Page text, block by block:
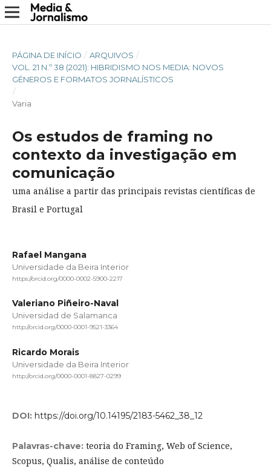
PÁGINA DE INÍCIO / ARQUIVOS /
VOL. 21 N.º 38 (2021): HIBRIDISMO NOS MEDIA: NOVOS
GÉNEROS E FORMATOS JORNALÍSTICOS
/
Varia
Os estudos de framing no
contexto da investigação em
comunicação
uma análise a partir das principais revistas científicas de
Brasil e Portugal
Rafael Mangana
Universidade da Beira Interior
https://orcid.org/0000-0002-5900-2217
Valeriano Piñeiro-Naval
Universidad de Salamanca
http://orcid.org/0000-0001-9521-3364
Ricardo Morais
Universidade da Beira Interior
http://orcid.org/0000-0001-8827-0299
DOI: https://doi.org/10.14195/2183-5462_38_12
Palavras-chave: teoria do Framing, Web of Science,
Scopus, Qualis, análise de conteúdo